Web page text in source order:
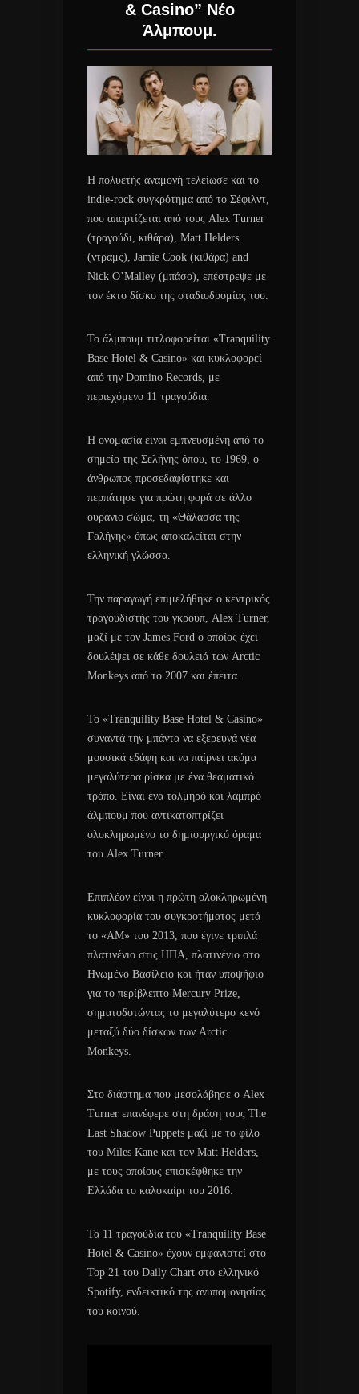
& Casino” Νέο
Άλμπουμ.
Η πολυετής αναμονή τελείωσε και το
indie-rock συγκρότημα από το Σέφιλντ,
που απαρτίζεται από τους Alex Turner
(τραγούδι, κιθάρα), Matt Helders
(ντραμς), Jamie Cook (κιθάρα) and
Nick O’Malley (μπάσο), επέστρεψε με
τον έκτο δίσκο της σταδιοδρομίας του.
Το άλμπουμ τιτλοφορείται «Tranquility
Base Hotel & Casino» και κυκλοφορεί
από την Domino Records, με
περιεχόμενο 11 τραγούδια.
Η ονομασία είναι εμπνευσμένη από το
σημείο της Σελήνης όπου, το 1969, ο
άνθρωπος προσεδαφίστηκε και
περπάτησε για πρώτη φορά σε άλλο
ουράνιο σώμα, τη «Θάλασσα της
Γαλήνης» όπως αποκαλείται στην
ελληνική γλώσσα.
Την παραγωγή επιμελήθηκε ο κεντρικός
τραγουδιστής του γκρουπ, Alex Turner,
μαζί με τον James Ford ο οποίος έχει
δουλέψει σε κάθε δουλειά των Arctic
Monkeys από το 2007 και έπειτα.
Το «Tranquility Base Hotel & Casino»
συναντά την μπάντα να εξερευνά νέα
μουσικά εδάφη και να παίρνει ακόμα
μεγαλύτερα ρίσκα με ένα θεαματικό
τρόπο. Είναι ένα τολμηρό και λαμπρό
άλμπουμ που αντικατοπτρίζει
ολοκληρωμένο το δημιουργικό όραμα
του Alex Turner.
Επιπλέον είναι η πρώτη ολοκληρωμένη
κυκλοφορία του συγκροτήματος μετά
το «AM» του 2013, που έγινε τριπλά
πλατινένιο στις ΗΠΑ, πλατινένιο στο
Ηνωμένο Βασίλειο και ήταν υποψήφιο
για το περίβλεπτο Mercury Prize,
σηματοδοτώντας το μεγαλύτερο κενό
μεταξύ δύο δίσκων των Arctic
Monkeys.
Στο διάστημα που μεσολάβησε ο Alex
Turner επανέφερε στη δράση τους The
Last Shadow Puppets μαζί με το φίλο
του Miles Kane και τον Matt Helders,
με τους οποίους επισκέφθηκε την
Ελλάδα το καλοκαίρι του 2016.
Τα 11 τραγούδια του «Tranquility Base
Hotel & Casino» έχουν εμφανιστεί στο
Top 21 του Daily Chart στο ελληνικό
Spotify, ενδεικτικό της ανυπομονησίας
του κοινού.